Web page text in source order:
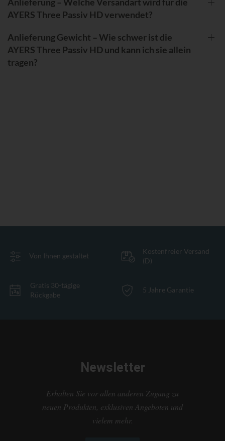
AYERS Three Passiv HD verwendet?
Anlieferung Gewicht – Wie schwer ist die
AYERS Three Passiv HD und kann ich sie allein
tragen?
Von Ihnen gestaltet
Kostenfreier Versand
(D)
Gratis 30-tägige
Rückgabe
5 Jahre Garantie
Newsletter
Erhalten Sie vor allen anderen Zugang zu
neuen Produkten, exklusiven Angeboten und
vielem mehr.